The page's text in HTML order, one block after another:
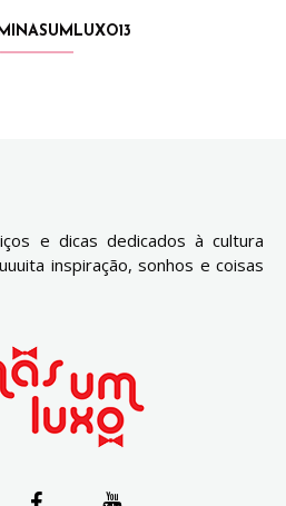
e dicas dedicados à cultura
inspiração, sonhos e coisas